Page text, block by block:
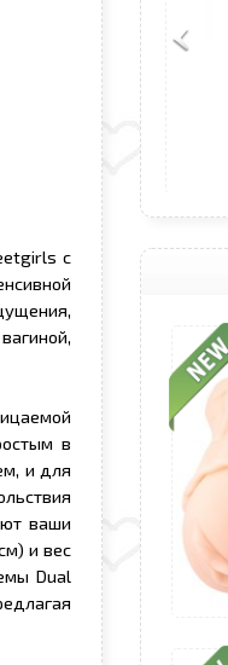
с
в
и для
ваши
и вес
Dual